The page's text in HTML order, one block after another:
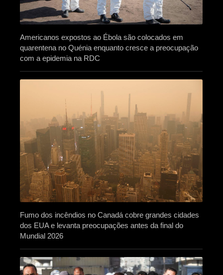
Americanos expostos ao Ébola são colocados em
quarentena no Quénia enquanto cresce a preocupação
com a epidemia na RDC
Fumo dos incêndios no Canadá cobre grandes cidades
dos EUA e levanta preocupações antes da final do
Mundial 2026